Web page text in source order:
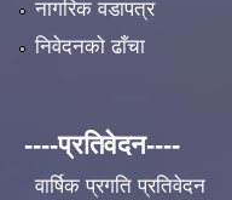
नागरिक वडापत्र
निवेदनको ढाँचा
----प्रतिवेदन----
वार्षिक प्रगति प्रतिवेदन